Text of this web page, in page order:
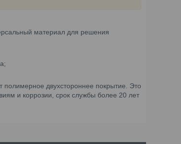
материал для решения
полимерное двухстороннее покрытие. Это
и коррозии, срок службы более 20 лет